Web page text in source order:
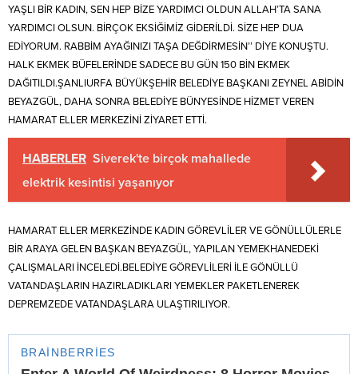
YAŞLI BİR KADIN, SEN HEP BİZE YARDIMCI OLDUN ALLAH’TA SANA
YARDIMCI OLSUN. BİRÇOK EKSİĞİMİZ GİDERİLDİ. SİZE HEP DUA
EDİYORUM. RABBİM AYAĞINIZI TAŞA DEĞDİRMESİN’’ DİYE KONUŞTU.
HALK EKMEK BÜFELERİNDE SADECE BU GÜN 150 BİN EKMEK
DAĞITILDI.ŞANLIURFA BÜYÜKŞEHİR BELEDİYE BAŞKANI ZEYNEL ABİDİN
BEYAZGÜL, DAHA SONRA BELEDİYE BÜNYESİNDE HİZMET VEREN
HAMARAT ELLER MERKEZİNİ ZİYARET ETTİ.
HABERLER Siverek'te birçok mahallede
elektrik kesintisi yaşanıyor
HAMARAT ELLER MERKEZİNDE KADIN GÖREVLİLER VE GÖNÜLLÜLERLE
BİR ARAYA GELEN BAŞKAN BEYAZGÜL, YAPILAN YEMEKHANEDEKİ
ÇALIŞMALARI İNCELEDİ.BELEDİYE GÖREVLİLERİ İLE GÖNÜLLÜ
VATANDAŞLARIN HAZIRLADIKLARI YEMEKLER PAKETLENEREK
DEPREMZEDE VATANDAŞLARA ULAŞTIRILIYOR.